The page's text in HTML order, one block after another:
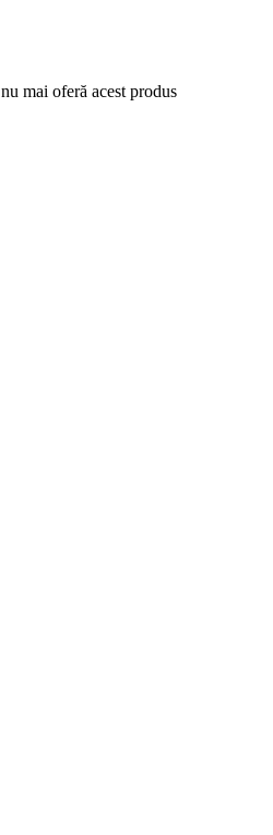
mai oferă acest produs